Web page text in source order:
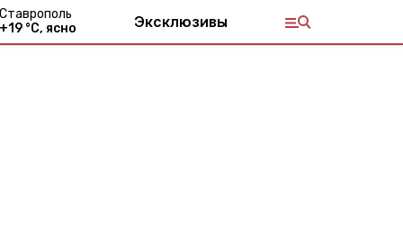
Ставрополь
+19 °С, ясно Эксклюзивы